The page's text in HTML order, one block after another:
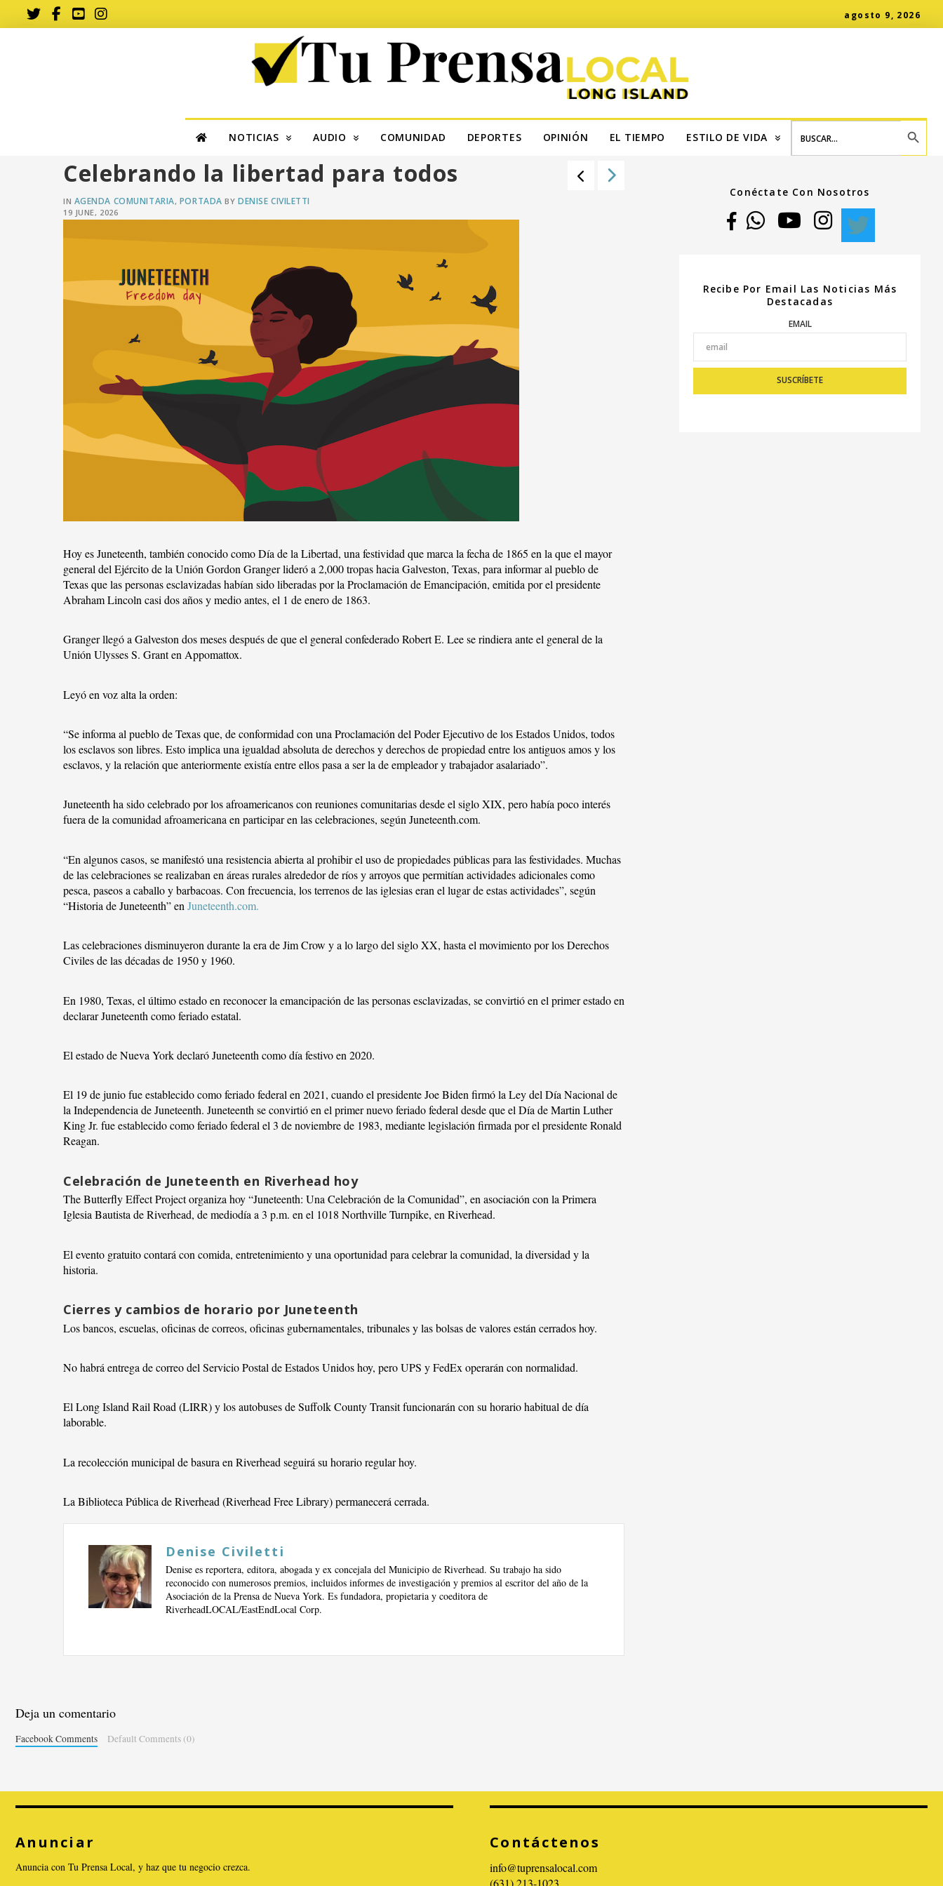
agosto 9, 2026
NOTICIAS AUDIO COMUNIDAD DEPORTES OPINIÓN EL TIEMPO ESTILO DE VIDA
Search
for:
SEARCH
Celebrando la libertad para todos
IN AGENDA COMUNITARIA, PORTADA BYDENISE CIVILETTI
19 JUNE, 2026
Hoy es Juneteenth, también conocido como Día de la Libertad, una festividad que marca la fecha de 1865 en la que el mayor
general del Ejército de la Unión Gordon Granger lideró a 2,000 tropas hacia Galveston, Texas, para informar al pueblo de
Texas que las personas esclavizadas habían sido liberadas por la Proclamación de Emancipación, emitida por el presidente
Abraham Lincoln casi dos años y medio antes, el 1 de enero de 1863.
Granger llegó a Galveston dos meses después de que el general confederado Robert E. Lee se rindiera ante el general de la
Unión Ulysses S. Grant en Appomattox.
Leyó en voz alta la orden:
“Se informa al pueblo de Texas que, de conformidad con una Proclamación del Poder Ejecutivo de los Estados Unidos, todos
los esclavos son libres. Esto implica una igualdad absoluta de derechos y derechos de propiedad entre los antiguos amos y los
esclavos, y la relación que anteriormente existía entre ellos pasa a ser la de empleador y trabajador asalariado”.
Juneteenth ha sido celebrado por los afroamericanos con reuniones comunitarias desde el siglo XIX, pero había poco interés
fuera de la comunidad afroamericana en participar en las celebraciones, según Juneteenth.com.
“En algunos casos, se manifestó una resistencia abierta al prohibir el uso de propiedades públicas para las festividades. Muchas
de las celebraciones se realizaban en áreas rurales alrededor de ríos y arroyos que permitían actividades adicionales como
pesca, paseos a caballo y barbacoas. Con frecuencia, los terrenos de las iglesias eran el lugar de estas actividades”, según
“Historia de Juneteenth” en Juneteenth.com.
Las celebraciones disminuyeron durante la era de Jim Crow y a lo largo del siglo XX, hasta el movimiento por los Derechos
Civiles de las décadas de 1950 y 1960.
En 1980, Texas, el último estado en reconocer la emancipación de las personas esclavizadas, se convirtió en el primer estado en
declarar Juneteenth como feriado estatal.
El estado de Nueva York declaró Juneteenth como día festivo en 2020.
El 19 de junio fue establecido como feriado federal en 2021, cuando el presidente Joe Biden firmó la Ley del Día Nacional de
la Independencia de Juneteenth. Juneteenth se convirtió en el primer nuevo feriado federal desde que el Día de Martin Luther
King Jr. fue establecido como feriado federal el 3 de noviembre de 1983, mediante legislación firmada por el presidente Ronald
Reagan.
Celebración de Juneteenth en Riverhead hoy
The Butterfly Effect Project organiza hoy “Juneteenth: Una Celebración de la Comunidad”, en asociación con la Primera
Iglesia Bautista de Riverhead, de mediodía a 3 p.m. en el 1018 Northville Turnpike, en Riverhead.
El evento gratuito contará con comida, entretenimiento y una oportunidad para celebrar la comunidad, la diversidad y la
historia.
Cierres y cambios de horario por Juneteenth
Los bancos, escuelas, oficinas de correos, oficinas gubernamentales, tribunales y las bolsas de valores están cerrados hoy.
No habrá entrega de correo del Servicio Postal de Estados Unidos hoy, pero UPS y FedEx operarán con normalidad.
El Long Island Rail Road (LIRR) y los autobuses de Suffolk County Transit funcionarán con su horario habitual de día
laborable.
La recolección municipal de basura en Riverhead seguirá su horario regular hoy.
La Biblioteca Pública de Riverhead (Riverhead Free Library) permanecerá cerrada.
Denise Civiletti
Denise es reportera, editora, abogada y ex concejala del Municipio de Riverhead. Su trabajo ha sido
reconocido con numerosos premios, incluidos informes de investigación y premios al escritor del año de la
Asociación de la Prensa de Nueva York. Es fundadora, propietaria y coeditora de
RiverheadLOCAL/EastEndLocal Corp.
Deja un comentario
Facebook Comments Default Comments (0)
Conéctate Con Nosotros
Recibe Por Email Las Noticias Más
Destacadas
EMAIL
Anunciar
Anuncia con Tu Prensa Local, y haz que tu negocio crezca.
Contáctenos
info@tuprensalocal.com